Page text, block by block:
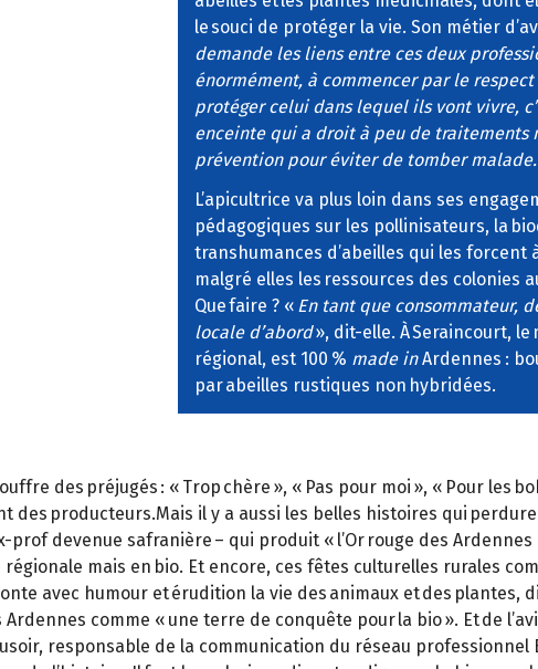
le souci de protéger la vie. Son métier
demande les liens entre ces deux
énormément, à commencer par le
protéger celui dans lequel ils vont vivre,
enceinte qui a droit à peu de traitements
prévention pour éviter de tomber
L’apicultrice va plus loin dans ses
pédagogiques sur les pollinisateurs, la
transhumances d’abeilles qui les
malgré elles les ressources des colonies
Que faire ? « En tant que consommateur,
locale d’abord», dit-elle. À Seraincourt,
régional, est 100 % made inArdennes :
par abeilles rustiques non hybridées.
des préjugés : « Trop chère », « Pas pour moi », « Pour les
des producteurs.Mais il y a aussi les belles histoires qui
devenue safranière – qui produit « l’Or rouge des Ardennes
mais en bio. Et encore, ces fêtes culturelles rurales
avec humour et érudition la vie des animaux et des plantes,
comme « une terre de conquête pour la bio ». Et de
responsable de la communication du réseau professionnel